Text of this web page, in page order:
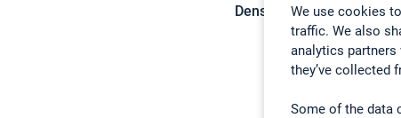
We use cookies
traffic. We also
analytics
they’ve collected
Some of the data
Density:
1,4642 g/cm3